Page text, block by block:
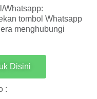
Whatsapp:
tombol Whatsapp
menghubungi
Disini
: